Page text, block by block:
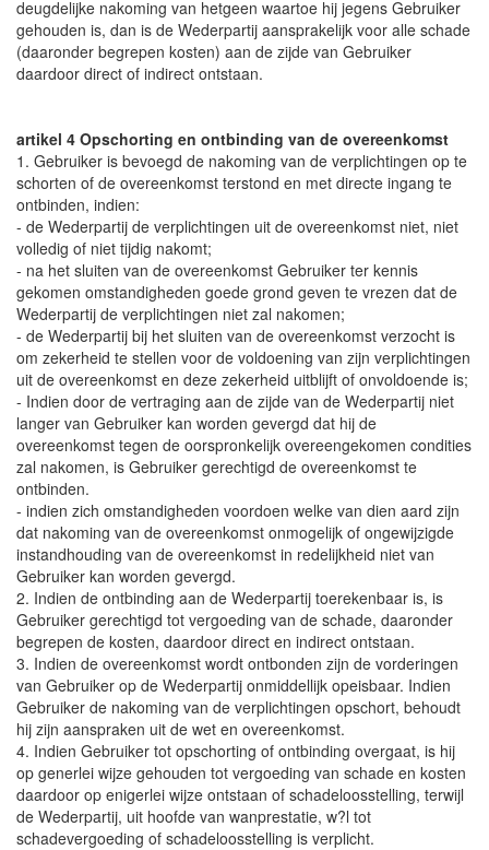
deugdelijke nakoming van hetgeen waartoe hij jegens Gebruiker
gehouden is, dan is de Wederpartij aansprakelijk voor alle schade
(daaronder begrepen kosten) aan de zijde van Gebruiker
daardoor direct of indirect ontstaan.
artikel 4 Opschorting en ontbinding van de overeenkomst
1. Gebruiker is bevoegd de nakoming van de verplichtingen op te
schorten of de overeenkomst terstond en met directe ingang te
ontbinden, indien:
- de Wederpartij de verplichtingen uit de overeenkomst niet, niet
volledig of niet tijdig nakomt;
- na het sluiten van de overeenkomst Gebruiker ter kennis
gekomen omstandigheden goede grond geven te vrezen dat de
Wederpartij de verplichtingen niet zal nakomen;
- de Wederpartij bij het sluiten van de overeenkomst verzocht is
om zekerheid te stellen voor de voldoening van zijn verplichtingen
uit de overeenkomst en deze zekerheid uitblijft of onvoldoende is;
- Indien door de vertraging aan de zijde van de Wederpartij niet
langer van Gebruiker kan worden gevergd dat hij de
overeenkomst tegen de oorspronkelijk overeengekomen condities
zal nakomen, is Gebruiker gerechtigd de overeenkomst te
ontbinden.
- indien zich omstandigheden voordoen welke van dien aard zijn
dat nakoming van de overeenkomst onmogelijk of ongewijzigde
instandhouding van de overeenkomst in redelijkheid niet van
Gebruiker kan worden gevergd.
2. Indien de ontbinding aan de Wederpartij toerekenbaar is, is
Gebruiker gerechtigd tot vergoeding van de schade, daaronder
begrepen de kosten, daardoor direct en indirect ontstaan.
3. Indien de overeenkomst wordt ontbonden zijn de vorderingen
van Gebruiker op de Wederpartij onmiddellijk opeisbaar. Indien
Gebruiker de nakoming van de verplichtingen opschort, behoudt
hij zijn aanspraken uit de wet en overeenkomst.
4. Indien Gebruiker tot opschorting of ontbinding overgaat, is hij
op generlei wijze gehouden tot vergoeding van schade en kosten
daardoor op enigerlei wijze ontstaan of schadeloosstelling, terwijl
de Wederpartij, uit hoofde van wanprestatie, w?l tot
schadevergoeding of schadeloosstelling is verplicht.